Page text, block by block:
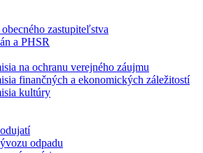
zastupiteľstva
a PHSR
na ochranu verejného záujmu
finančných a ekonomických záležitostí
kultúry
odpadu